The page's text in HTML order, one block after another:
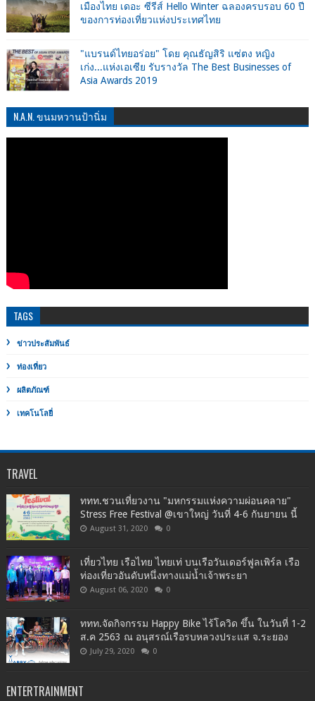
เมืองไทย เดอะ ซีรีส์ Hello Winter ฉลองครบรอบ 60 ปี
ของการท่องเที่ยวแห่งประเทศไทย
"แบรนด์ไทยอร่อย" โดย คุณธัญสิริ แซ่ตง หญิง
เก่ง...แห่งเอเซีย รับรางวัล The Best Businesses of
Asia Awards 2019
N.A.N. ขนมหวานป้านิ่ม
TAGS
ข่าวประสัมพันธ์
ท่องเที่ยว
ผลิตภัณฑ์
เทคโนโลยี่
TRAVEL
ททท.ชวนเที่ยวงาน "มหกรรมแห่งความผ่อนคลาย"
Stress Free Festival @เขาใหญ่ วันที่ 4-6 กันยายน นี้
August 31, 2020 0
เที่ยวไทย เรือไทย ไทยเท่ บนเรือวันเดอร์ฟูลเพิร์ล เรือ
ท่องเที่ยวอันดับหนึ่งทางแม่น้ำเจ้าพระยา
August 06, 2020 0
ททท.จัดกิจกรรม Happy Bike ไร้โควิด ขึ้น ในวันที่ 1-2
ส.ค 2563 ณ อนุสรณ์เรือรบหลวงประแส จ.ระยอง
July 29, 2020 0
ENTERTRAINMENT